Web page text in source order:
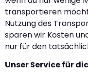
transportieren
Nutzung des
sparen wir Kosten
nur für den
Unser Service für